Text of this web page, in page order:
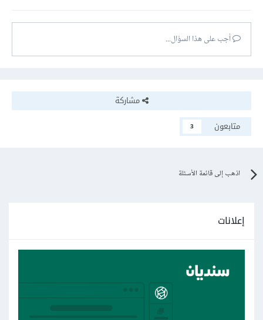
أجب على هذا السؤال...
مشاركة
متابعون
3
اذهب إلى قائمة الأسئلة
إعلانات